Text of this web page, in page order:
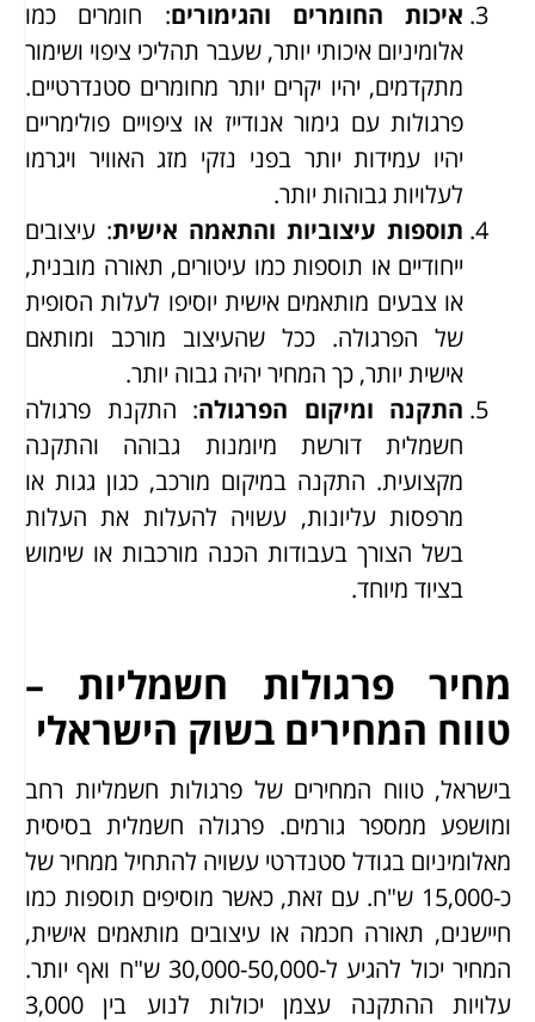
איכות החומרים והגימורים: חומרים כמו
אלומיניום איכותי יותר, שעבר תהליכי ציפוי ושימור
מתקדמים, יהיו יקרים יותר מחומרים סטנדרטיים.
פרגולות עם גימור אנודייז או ציפויים פולימריים
יהיו עמידות יותר בפני נזקי מזג האוויר ויגרמו
לעלויות גבוהות יותר.
תוספות עיצוביות והתאמה אישית: עיצובים
ייחודיים או תוספות כמו עיטורים, תאורה מובנית,
או צבעים מותאמים אישית יוסיפו לעלות הסופית
של הפרגולה. ככל שהעיצוב מורכב ומותאם
אישית יותר, כך המחיר יהיה גבוה יותר.
התקנה ומיקום הפרגולה: התקנת פרגולה
חשמלית דורשת מיומנות גבוהה והתקנה
מקצועית. התקנה במיקום מורכב, כגון גגות או
מרפסות עליונות, עשויה להעלות את העלות
בשל הצורך בעבודות הכנה מורכבות או שימוש
בציוד מיוחד.
מחיר פרגולות חשמליות –
טווח המחירים בשוק הישראלי
בישראל, טווח המחירים של פרגולות חשמליות רחב
ומושפע ממספר גורמים. פרגולה חשמלית בסיסית
מאלומיניום בגודל סטנדרטי עשויה להתחיל ממחיר של
כ-15,000 ש"ח. עם זאת, כאשר מוסיפים תוספות כמו
חיישנים, תאורה חכמה או עיצובים מותאמים אישית,
המחיר יכול להגיע ל-30,000-50,000 ש"ח ואף יותר.
עלויות ההתקנה עצמן יכולות לנוע בין 3,000